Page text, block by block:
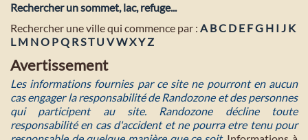
Rechercher un sommet, lac, refuge...
Rechercher une ville qui commence par : A BC D E FG H I J K
L M NO PQ RST U VWXYZ
Avertissement
Les informations fournies par ce site ne pourront en aucun
cas engager la responsabilité de Randozone et des personnes
qui participent au site. Randozone décline toute
responsabilité en cas d'accident et ne pourra etre tenu pour